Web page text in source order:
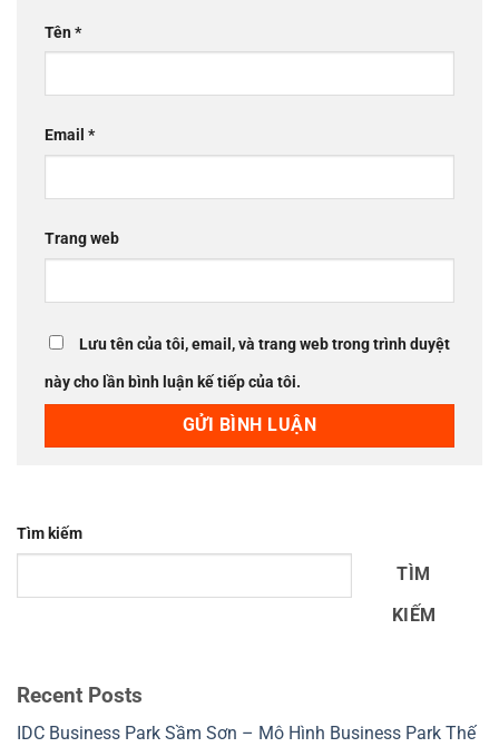
Tên*
Email *
Trang web
Lưu tên của tôi, email, và trang web trong trình duyệt
này cho lần bình luận kế tiếp của tôi.
Tìm kiếm
TÌM
KIẾM
Recent Posts
IDC Business Park Sầm Sơn – Mô Hình Business Park Thế